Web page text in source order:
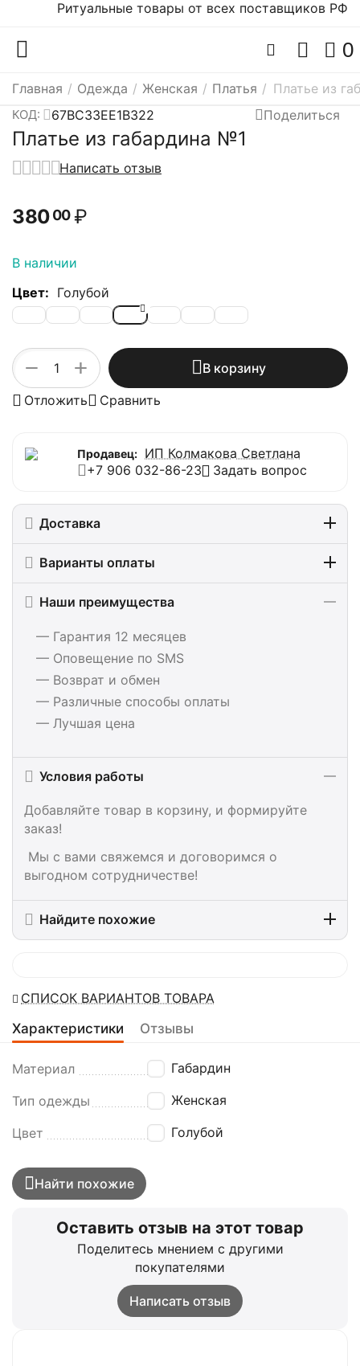
Ритуальные товары от всех поставщиков РФ
0
Главная / Одежда / Женская / Платья / Платье из
КОД: 67BC33EE1B322 Поделиться
Платье из габардина №1
Написать отзыв
38000 ₽
В наличии
Цвет: Голубой
+
−
В корзину
Отложить
Сравнить
Продавец: ИП Колмакова Светлана
+7 906 032-86-23
Задать вопрос
Доставка
Варианты оплаты
Наши преимущества
— Гарантия 12 месяцев
— Оповещение по SMS
— Возврат и обмен
— Различные способы оплаты
— Лучшая цена
Условия работы
Добавляйте товар в корзину, и формируйте
заказ!
Мы с вами свяжемся и договоримся о
выгодном сотрудничестве!
Найдите похожие
СПИСОК ВАРИАНТОВ ТОВАРА
Характеристики
Отзывы
Материал Габардин
Тип одежды Женская
Цвет Голубой
Найти похожие
Оставить отзыв на этот товар
Поделитесь мнением с другими
покупателями
Написать отзыв